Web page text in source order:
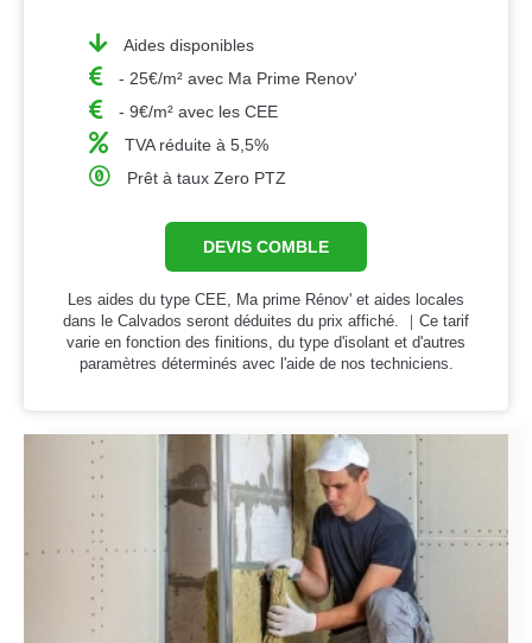
Aides disponibles
- 25€/m² avec Ma Prime Renov'
- 9€/m² avec les CEE
TVA réduite à 5,5%
Prêt à taux Zero PTZ
DEVIS COMBLE
Les aides du type CEE, Ma prime Rénov' et aides locales
dans le Calvados seront déduites du prix affiché. ｜Ce tarif
varie en fonction des finitions, du type d'isolant et d'autres
paramètres déterminés avec l'aide de nos techniciens.